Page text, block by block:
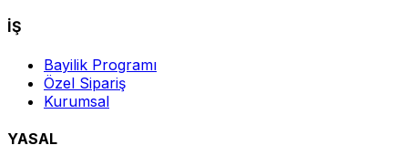
İŞ
Bayilik Programı
Özel Sipariş
Kurumsal
YASAL